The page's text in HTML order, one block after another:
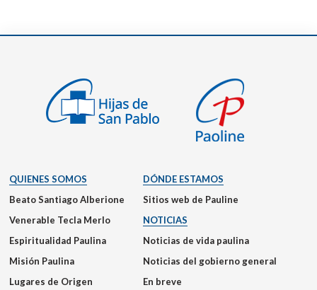
QUIENES SOMOS
Beato Santiago Alberione
Venerable Tecla Merlo
Espiritualidad Paulina
Misión Paulina
Lugares de Origen
DÓNDE ESTAMOS
Sitios web de Pauline
NOTICIAS
Noticias de vida paulina
Noticias del gobierno general
En breve